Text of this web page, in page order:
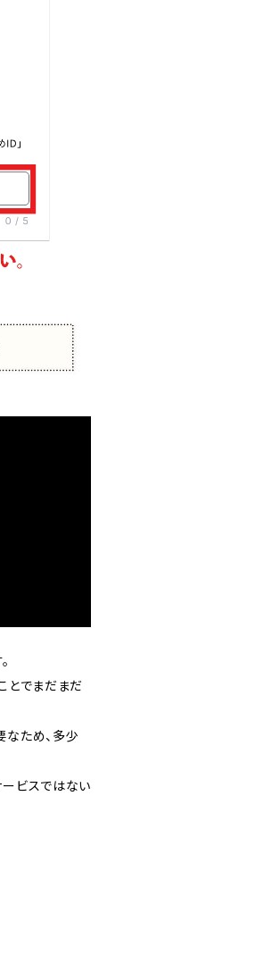
とでまだまだ
ため、多少
ビスではない